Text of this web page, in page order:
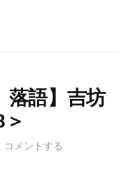
落語】吉坊
コメントする